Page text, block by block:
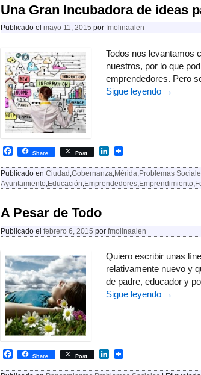
o
o
k
d
I
n
Una Gran Incubadora de ideas
Publicado el mayo 11, 2015 por fmolinaalen
Todos nos levantamos
nuestros, por lo que
emprendedores. Pero
Sigue leyendo →
F
c
e
b
o
k
Share Post
L
n
k
e
Publicado en Ciudad Gobernanza Mérida Problemas
Ayuntamiento Educación Emprendedores Emprendimiento
A Pesar de Todo
Publicado el febrero 6, 2015 por fmolinaalen
Quiero escribir unas
relativamente nuevo y
de padre, educador y
Sigue leyendo →
F
c
Share Post
L
n